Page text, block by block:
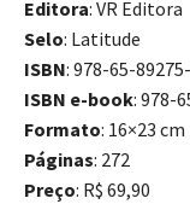
Editora: VR Editora
Selo: Latitude
ISBN: 978-65-
ISBN e-book: 978-
Formato: 16×23 cm
Páginas: 272
Preço: R$ 69,90